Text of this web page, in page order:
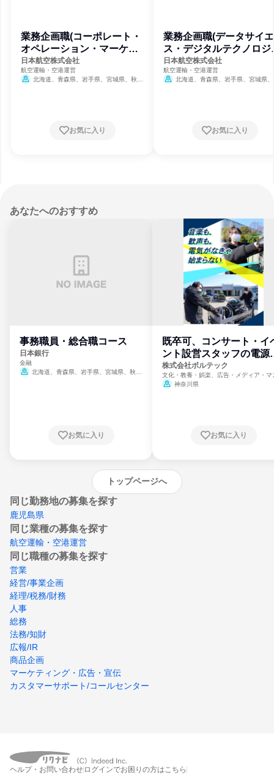
業務企画職(コーポレート・
オペレーション・マーケテ
ィング)
日本航空株式会社
航空運輸・空港運営
北海道、青森県、岩手県、宮城県、秋田
本県、大分県、宮崎県、鹿児島県、沖縄県
お気に入り
業務企画職(データサイ
ス・デジタルテクノロジ
コース)
日本航空株式会社
航空運輸・空港運営
北海道、青森県、岩手県、宮城県
本県、大分県、宮崎県、鹿児島県、沖
お気に入り
あなたへのおすすめ
事務職員・総合職コース
日本銀行
金融
北海道、青森県、岩手県、宮城県、秋田
崎県、熊本県、大分県、宮崎県、鹿児島県、
お気に入り
既卒可、コンサート・イ
ント設営スタッフの電源
門
株式会社ボルテック
文化・教養・娯楽、広告・メディア・マ
ミ、電力・ガス・水道・エネルギー
神奈川県
お気に入り
トップページへ
同じ勤務地の募集を探す
鹿児島県
同じ業種の募集を探す
航空運輸・空港運営
同じ職種の募集を探す
営業
経営/事業企画
経理/税務/財務
人事
総務
法務/知財
広報/IR
商品企画
マーケティング・広告・宣伝
カスタマーサポート/コールセンター
ヘルプ・お問い合わせ ログインでお困りの方はこちら